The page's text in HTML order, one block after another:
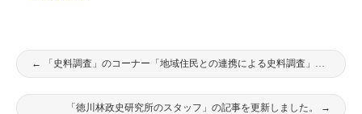
← 「史料調査」のコーナー「地域住民との連携による史料調査」を更新いたしました。
「徳川林政史研究所のスタッフ」の記事を更新しました。 →